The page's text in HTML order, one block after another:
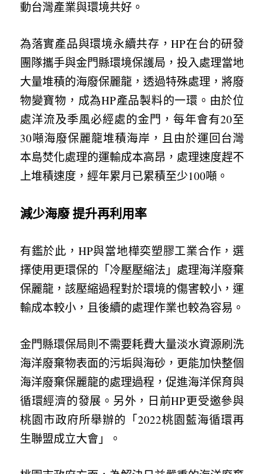
動台灣產業與環境共好。
為落實產品與環境永續共存，HP在台的研發
團隊攜手與金門縣環境保護局，投入處理當地
大量堆積的海廢保麗龍，透過特殊處理，將廢
物變寶物，成為HP產品製料的一環。由於位
處洋流及季風必經處的金門，每年會有20至
30噸海廢保麗龍堆積海岸，且由於運回台灣
本島焚化處理的運輸成本高昂，處理速度趕不
上堆積速度，經年累月已累積至少100噸。
減少海廢 提升再利用率
有鑑於此，HP與當地樺奕塑膠工業合作，選
擇使用更環保的「冷壓壓縮法」處理海洋廢棄
保麗龍，該壓縮過程對於環境的傷害較小，運
輸成本較小，且後續的處理作業也較為容易。
金門縣環保局則不需要耗費大量淡水資源刷洗
海洋廢棄物表面的污垢與海砂，更能加快整個
海洋廢棄保麗龍的處理過程，促進海洋保育與
循環經濟的發展。另外，日前HP更受邀參與
桃園市政府所舉辦的「2022桃園藍海循環再
生聯盟成立大會」。